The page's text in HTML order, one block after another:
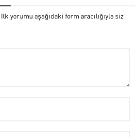
yorumu aşağıdaki form aracılığıyla siz